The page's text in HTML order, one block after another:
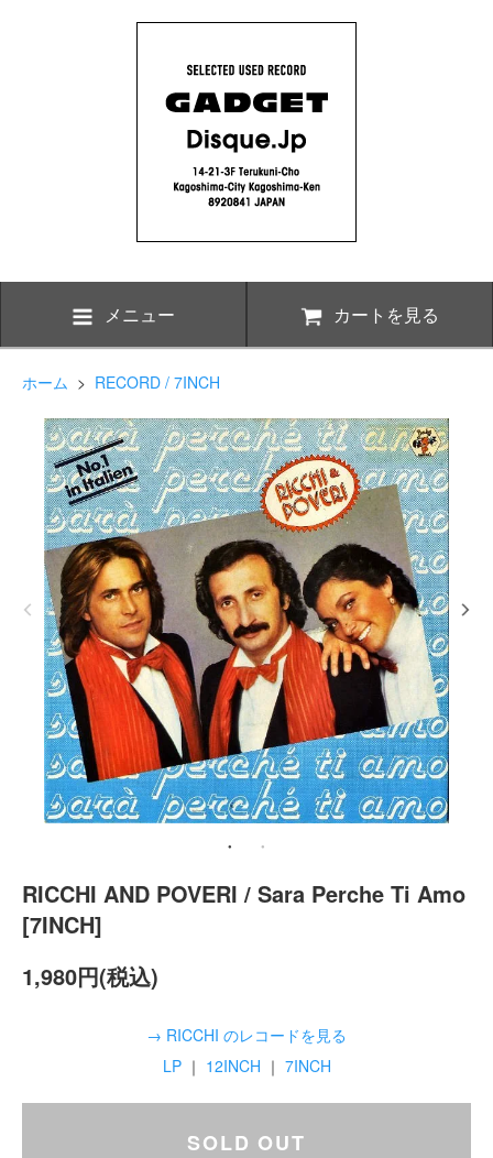
メニュー カートを見る
ホーム > RECORD / 7INCH
RICCHI AND POVERI / Sara Perche Ti Amo
[7INCH]
1,980円(税込)
→ RICCHI のレコードを見る
LP｜ 12INCH ｜ 7INCH
SOLD OUT